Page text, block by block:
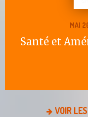
MAI
Santé et
VOIR